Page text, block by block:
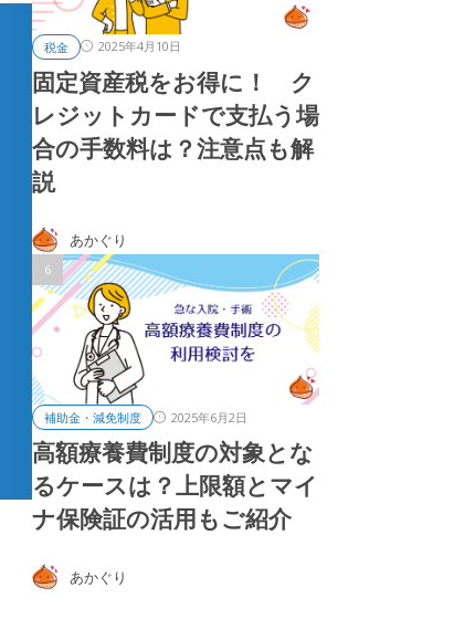
税金 2025年4月10日
固定資産税をお得に！ ク
レジットカードで支払う場
合の手数料は？注意点も解
説
あかぐり
補助金・減免制度 2025年6月2日
高額療養費制度の対象とな
るケースは？上限額とマイ
ナ保険証の活用もご紹介
あかぐり